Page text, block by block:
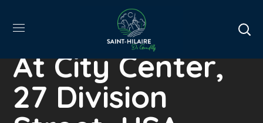
At City Center,
27 Division